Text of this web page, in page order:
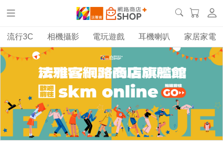
流行3C 相機攝影 電玩遊戲 耳機喇叭 家居家電